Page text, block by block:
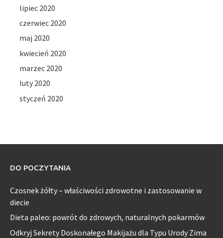
lipiec 2020
czerwiec 2020
maj 2020
kwiecień 2020
marzec 2020
luty 2020
styczeń 2020
DO POCZYTANIA
Czosnek żółty – właściwości zdrowotne i zastosowanie w
diecie
Dieta paleo: powrót do zdrowych, naturalnych pokarmów
Odkryj Sekrety Doskonałego Makijażu dla Typu Urody Zima